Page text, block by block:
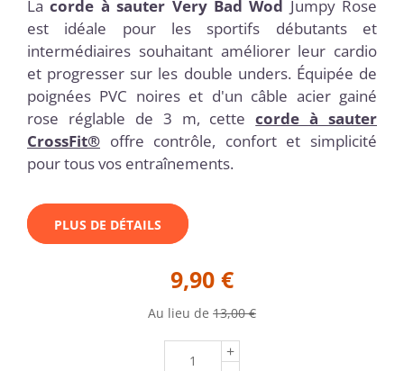
Lacorde à sauter Very Bad Wod Jumpy Rose
est idéale pour les sportifs débutants et
intermédiaires souhaitant améliorer leur cardio
et progresser sur les double unders. Équipée de
poignées PVC noires et d'un câble acier gainé
rose réglable de 3 m, cettecorde à sauter
CrossFit® offre contrôle, confort et simplicité
pour tous vos entraînements.
PLUS DE DÉTAILS
9,90 €
Au lieu de 13,00 €
+